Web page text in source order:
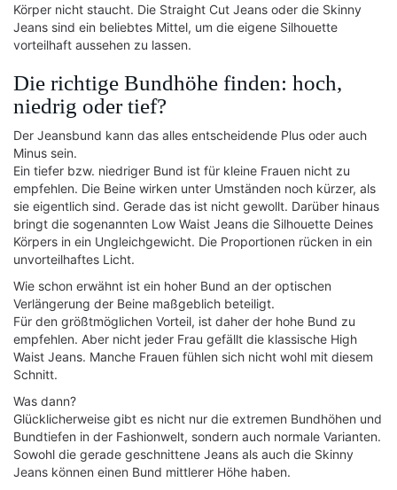
Körper nicht staucht. Die Straight Cut Jeans oder die Skinny
Jeans sind ein beliebtes Mittel, um die eigene Silhouette
vorteilhaft aussehen zu lassen.
Die richtige Bundhöhe finden: hoch,
niedrig oder tief?
Der Jeansbund kann das alles entscheidende Plus oder auch
Minus sein.
Ein tiefer bzw. niedriger Bund ist für kleine Frauen nicht zu
empfehlen. Die Beine wirken unter Umständen noch kürzer, als
sie eigentlich sind. Gerade das ist nicht gewollt. Darüber hinaus
bringt die sogenannten Low Waist Jeans die Silhouette Deines
Körpers in ein Ungleichgewicht. Die Proportionen rücken in ein
unvorteilhaftes Licht.
Wie schon erwähnt ist ein hoher Bund an der optischen
Verlängerung der Beine maßgeblich beteiligt.
Für den größtmöglichen Vorteil, ist daher der hohe Bund zu
empfehlen. Aber nicht jeder Frau gefällt die klassische High
Waist Jeans. Manche Frauen fühlen sich nicht wohl mit diesem
Schnitt.
Was dann?
Glücklicherweise gibt es nicht nur die extremen Bundhöhen und
Bundtiefen in der Fashionwelt, sondern auch normale Varianten.
Sowohl die gerade geschnittene Jeans als auch die Skinny
Jeans können einen Bund mittlerer Höhe haben.